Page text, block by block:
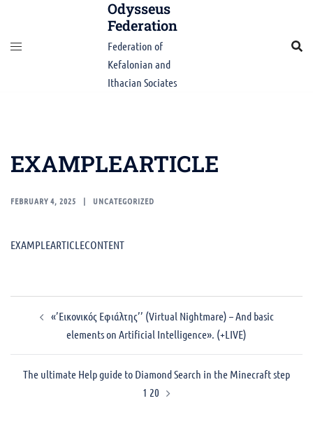
content
Odysseus
Federation
Federation of
Kefalonian and
Ithacian Sociates
EXAMPLEARTICLE
FEBRUARY 4, 2025 UNCATEGORIZED
EXAMPLEARTICLECONTENT
navigation
«’Εικονικός Εφιάλτης’’ (Virtual Nightmare) – And basic
elements on Artificial Intelligence». (+LIVE)
The ultimate Help guide to Diamond Search in the Minecraft step
1 20